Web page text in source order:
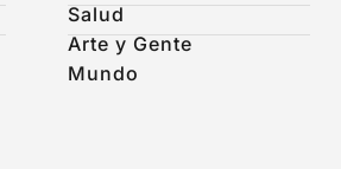
Salud
Arte y Gente
Mundo